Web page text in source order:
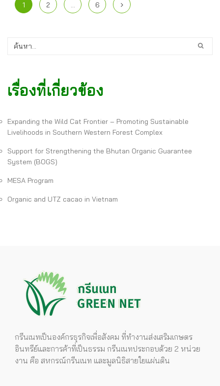
1 2 … 6
เรื่องที่เกี่ยวข้อง
Expanding the Wild Cat Frontier – Promoting Sustainable
Livelihoods in Southern Western Forest Complex
Support for Strengthening the Bhutan Organic Guarantee
System (BOGS)
MESA Program
Organic and UTZ cacao in Vietnam
กรีนเนทเป็นองค์กรธุรกิจเพื่อสังคม ที่ทำงานส่งเสริมเกษตร
อินทรีย์และการค้าที่เป็นธรรม กรีนเนทประกอบด้วย 2 หน่วย
งาน คือ สหกรณ์กรีนเนท และมูลนิธิสายใยแผ่นดิน